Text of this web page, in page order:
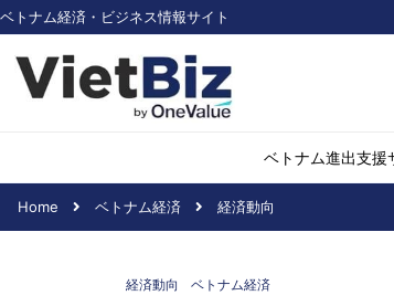
ベトナム経済・ビジネス情報サイト
ベトナム進出支援
Home ベトナム経済 経済動向
経済動向 ベトナム経済